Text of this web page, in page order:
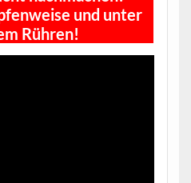
und unter
Rühren!